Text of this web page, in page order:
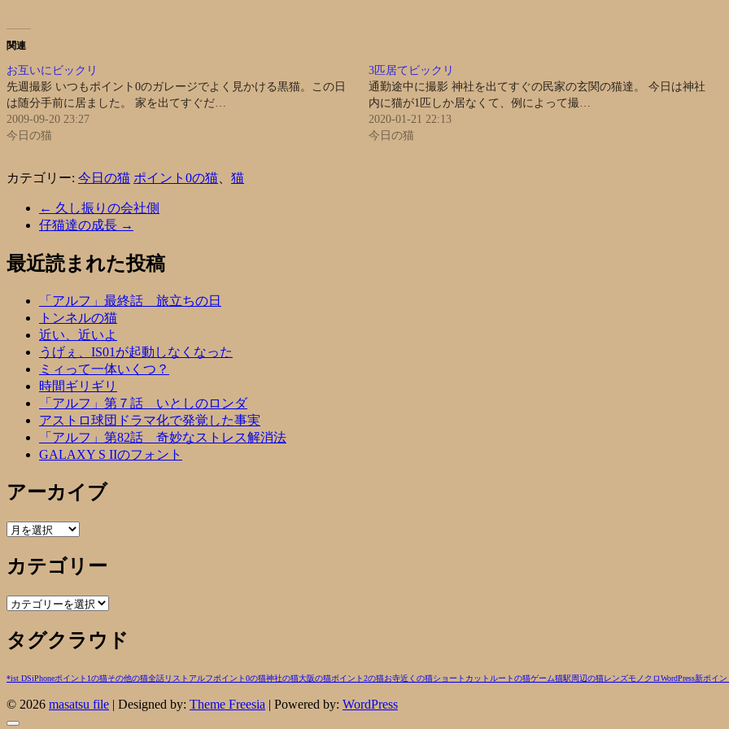
関連
お互いにビックリ
先週撮影 いつもポイント0のガレージでよく見かける黒猫。この日
は随分手前に居ました。 家を出てすぐだ…
2009-09-20 23:27
今日の猫
3匹居てビックリ
通勤途中に撮影 神社を出てすぐの民家の玄関の猫達。 今日は神社
内に猫が1匹しか居なくて、例によって撮…
2020-01-21 22:13
今日の猫
カテゴリー: 今日の猫 ポイント0の猫 猫
← 久し振りの会社側
仔猫達の成長 →
最近読まれた投稿
「アルフ」最終話 旅立ちの日
トンネルの猫
近い、近いよ
うげぇ、IS01が起動しなくなった
ミィって一体いくつ？
時間ギリギリ
「アルフ」第７話 いとしのロンダ
アストロ球団ドラマ化で発覚した事実
「アルフ」第82話 奇妙なストレス解消法
GALAXY S IIのフォント
アーカイブ
ア
カ
イ
ブ
カテゴリー
カ
ゴ
リ
タグクラウド
*ist DSiPhoneポイント1の猫その他の猫全話リスト アルフポイント0の猫神社の猫大阪の猫ポイント2の猫お寺近くの猫ショートカットルートの猫ゲーム猫駅周辺の猫レンズモノクロWordPress新ポイン
© 2026 masatsu file | Designed by: Theme Freesia | Powered by: WordPress